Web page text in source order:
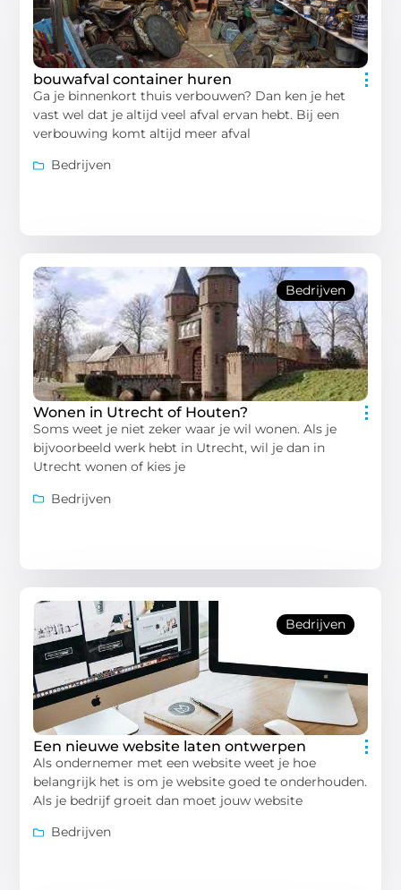
bouwafval container huren
Ga je binnenkort thuis verbouwen? Dan ken je het
vast wel dat je altijd veel afval ervan hebt. Bij een
verbouwing komt altijd meer afval
Bedrijven
Bedrijven
Wonen in Utrecht of Houten?
Soms weet je niet zeker waar je wil wonen. Als je
bijvoorbeeld werk hebt in Utrecht, wil je dan in
Utrecht wonen of kies je
Bedrijven
Bedrijven
Een nieuwe website laten ontwerpen
Als ondernemer met een website weet je hoe
belangrijk het is om je website goed te onderhouden.
Als je bedrijf groeit dan moet jouw website
Bedrijven